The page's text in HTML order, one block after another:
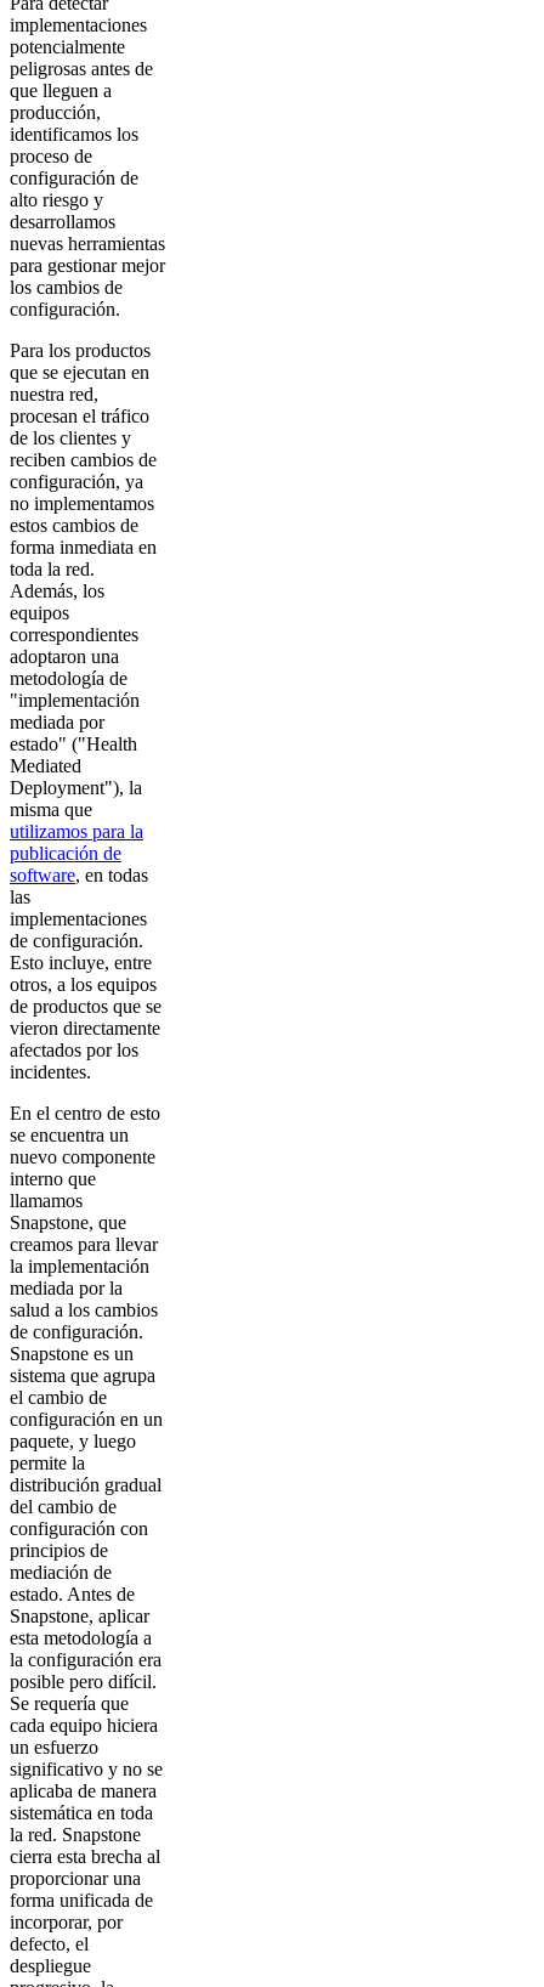
implementaciones
potencialmente
peligrosas antes de
que lleguen a
producción,
identificamos los
proceso de
configuración de
alto riesgo y
desarrollamos
nuevas herramientas
para gestionar mejor
los cambios de
configuración.
Para los productos
que se ejecutan en
nuestra red,
procesan el tráfico
de los clientes y
reciben cambios de
configuración, ya
no implementamos
estos cambios de
forma inmediata en
toda la red.
Además, los
equipos
correspondientes
adoptaron una
metodología de
"implementación
mediada por
estado" ("Health
Mediated
Deployment"), la
misma que
utilizamos para la
publicación de
software, en todas
las
implementaciones
de configuración.
Esto incluye, entre
otros, a los equipos
de productos que se
vieron directamente
afectados por los
incidentes.
En el centro de esto
se encuentra un
nuevo componente
interno que
llamamos
Snapstone, que
creamos para llevar
la implementación
mediada por la
salud a los cambios
de configuración.
Snapstone es un
sistema que agrupa
el cambio de
configuración en un
paquete, y luego
permite la
distribución gradual
del cambio de
configuración con
principios de
mediación de
estado. Antes de
Snapstone, aplicar
esta metodología a
la configuración era
posible pero difícil.
Se requería que
cada equipo hiciera
un esfuerzo
significativo y no se
aplicaba de manera
sistemática en toda
la red. Snapstone
cierra esta brecha al
proporcionar una
forma unificada de
incorporar, por
defecto, el
despliegue